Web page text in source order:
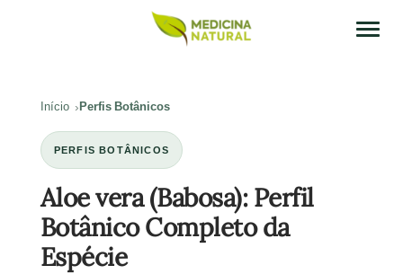
Início Perfis Botânicos
PERFIS BOTÂNICOS
Aloe vera (Babosa): Perfil
Botânico Completo da
Espécie